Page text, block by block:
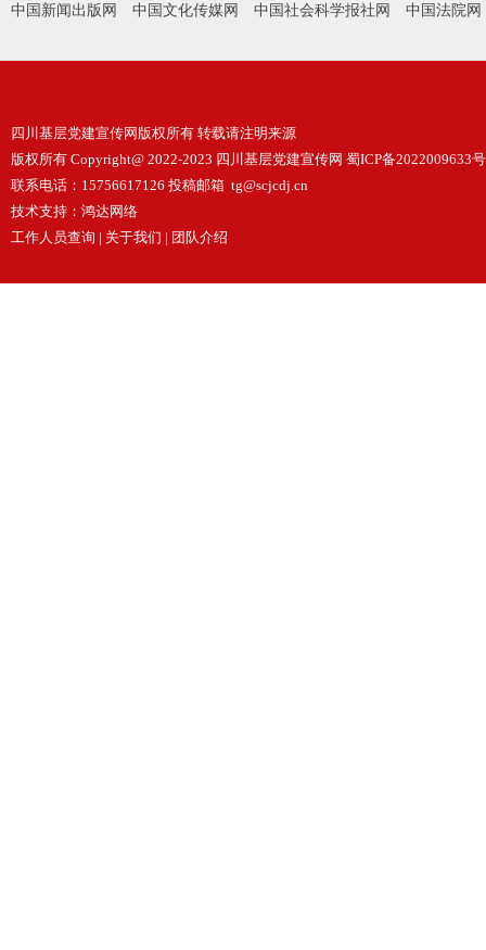
中国新闻出版网 中国文化传媒网 中国社会科学报社网 中国法院网
四川基层党建宣传网版权所有 转载请注明来源
版权所有 Copyright@ 2022-2023 四川基层党建宣传网 蜀ICP备2022009633号
联系电话：15756617126 投稿邮箱 tg@scjcdj.cn
技术支持： 鸿达网络
工作人员查询 | 关于我们 | 团队介绍